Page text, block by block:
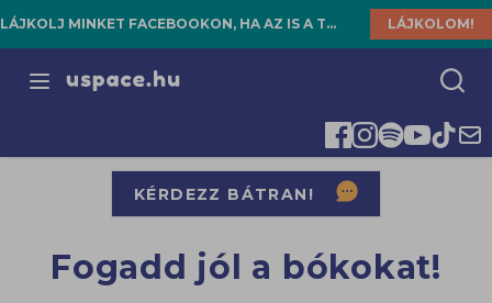
LÁJKOLJ MINKET FACEBOOKON, HA AZ IS A TE HELYED! LÁJKOLOM!
Open menu
KÉRDEZZ BÁTRAN!
Fogadd jól a bókokat!